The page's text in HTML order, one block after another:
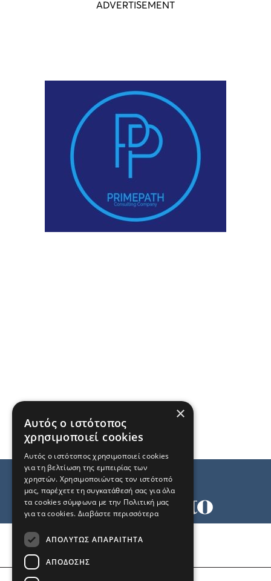
×
Αυτός ο ιστότοπος
χρησιμοποιεί cookies
Αυτός ο ιστότοπος χρησιμοποιεί cookies
για τη βελτίωση της εμπειρίας των
χρηστών. Χρησιμοποιώντας τον ιστότοπό
μας, παρέχετε τη συγκατάθεσή σας για όλα
τα cookies σύμφωνα με την Πολιτική μας
για τα cookies. Διαβάστε περισσότερα
ΑΠΟΛΎΤΩΣ ΑΠΑΡΑΊΤΗΤΑ
ΑΠΌΔΟΣΗΣ